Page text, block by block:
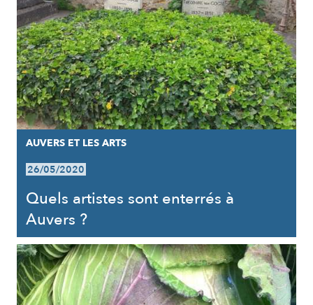
AUVERS ET LES ARTS
26/05/2020
Quels artistes sont enterrés à
Auvers ?